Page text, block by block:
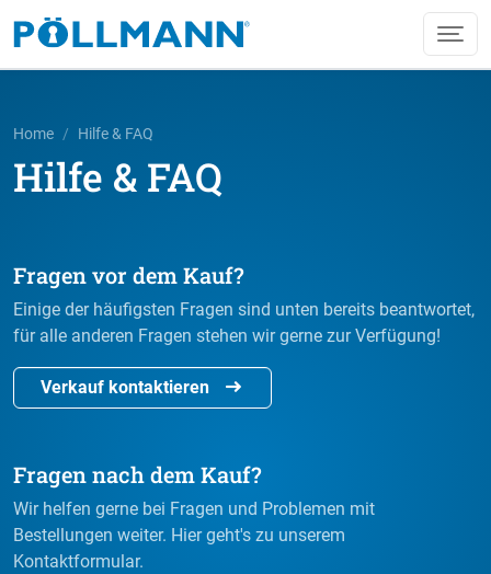
Home Hilfe & FAQ
Hilfe & FAQ
Fragen vor dem Kauf?
Einige der häufigsten Fragen sind unten bereits beantwortet,
für alle anderen Fragen stehen wir gerne zur Verfügung!
Verkauf kontaktieren
Fragen nach dem Kauf?
Wir helfen gerne bei Fragen und Problemen mit
Bestellungen weiter. Hier geht's zu unserem
Kontaktformular.